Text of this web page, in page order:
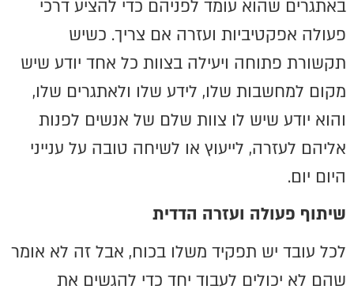
באתגרים שהוא עומד לפניהם כדי להציע דרכי
פעולה אפקטיביות ועזרה אם צריך. כשיש
תקשורת פתוחה ויעילה בצוות כל אחד יודע שיש
מקום למחשבות שלו, לידע שלו ולאתגרים שלו,
והוא יודע שיש לו צוות שלם של אנשים לפנות
אליהם לעזרה, לייעוץ או לשיחה טובה על ענייני
היום יום.
שיתוף פעולה ועזרה הדדית
לכל עובד יש תפקיד משלו בכוח, אבל זה לא אומר
שהם לא יכולים לעבוד יחד כדי להגשים את